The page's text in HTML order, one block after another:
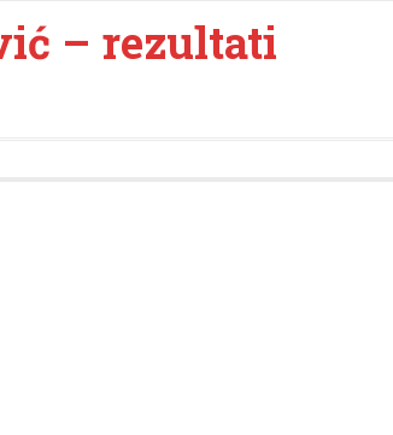
– rezultati